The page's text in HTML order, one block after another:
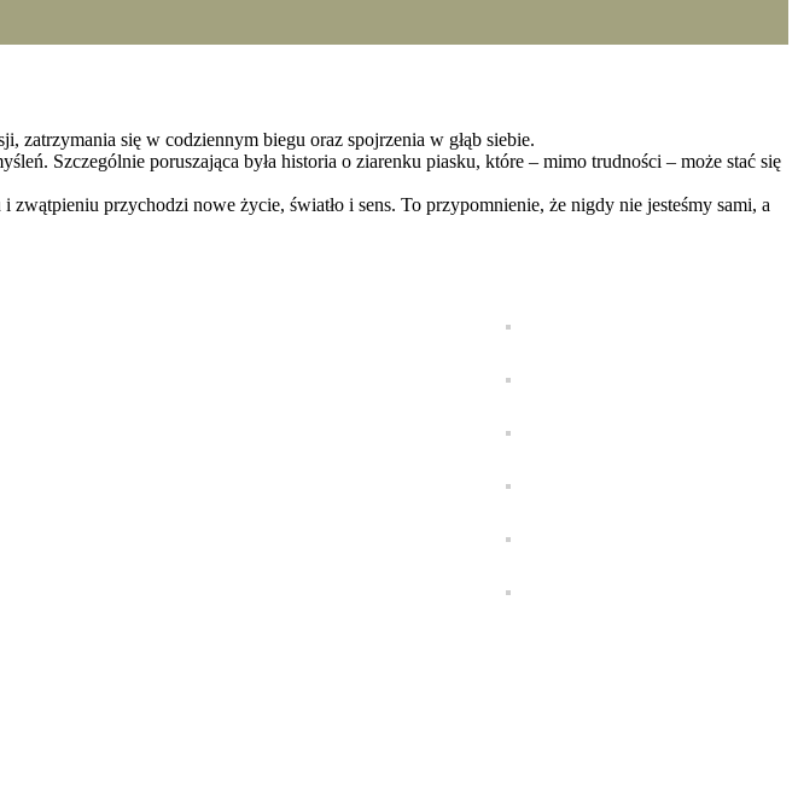
zatrzymania się w codziennym biegu oraz spojrzenia w głąb siebie.
Szczególnie poruszająca była historia o ziarenku piasku, które – mimo trudności – może stać się
przychodzi nowe życie, światło i sens. To przypomnienie, że nigdy nie jesteśmy sami, a